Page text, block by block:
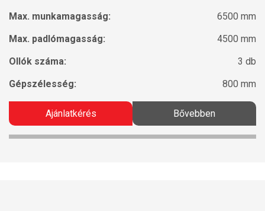
Max. munkamagasság:
6500 mm
Max. padlómagasság:
4500 mm
Ollók száma:
3 db
Gépszélesség:
800 mm
Ajánlatkérés Bővebben